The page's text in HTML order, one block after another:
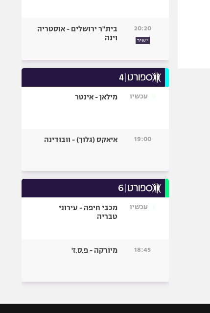
20:20
ישיר
בית"ר ירושלים - אוסטריה
וינה
עכשיו מילאן - אינטר
19:00 איאקס (גלוך) - וובודינה
עכשיו
מכבי חיפה - עירוני
טבריה
18:45 מיורקה - פ.ס.ז'